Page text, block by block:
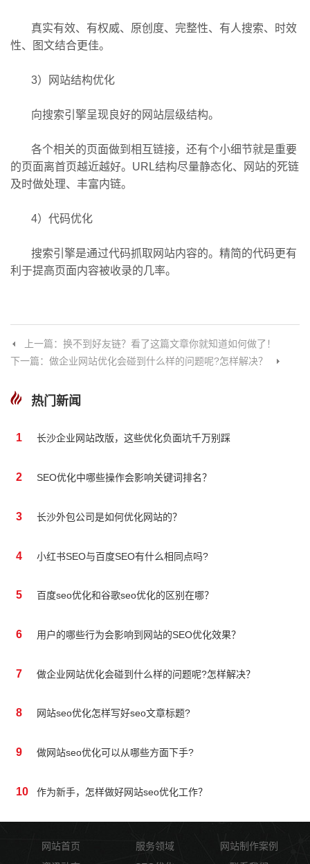
真实有效、有权威、原创度、完整性、有人搜索、时效
性、图文结合更佳。
3）网站结构优化
向搜索引擎呈现良好的网站层级结构。
各个相关的页面做到相互链接，还有个小细节就是重要
的页面离首页越近越好。URL结构尽量静态化、网站的死链
及时做处理、丰富内链。
4）代码优化
搜索引擎是通过代码抓取网站内容的。精简的代码更有
利于提高页面内容被收录的几率。
上一篇：换不到好友链？看了这篇文章你就知道如何做了！
下一篇：做企业网站优化会碰到什么样的问题呢?怎样解决？
热门新闻
1 长沙企业网站改版，这些优化负面坑千万别踩
2 SEO优化中哪些操作会影响关键词排名？
3 长沙外包公司是如何优化网站的？
4 小红书SEO与百度SEO有什么相同点吗?
5 百度seo优化和谷歌seo优化的区别在哪？
6 用户的哪些行为会影响到网站的SEO优化效果？
7 做企业网站优化会碰到什么样的问题呢?怎样解决？
8 网站seo优化怎样写好seo文章标题?
9 做网站seo优化可以从哪些方面下手?
10 作为新手，怎样做好网站seo优化工作？
网站首页 服务领域
网站制作案例